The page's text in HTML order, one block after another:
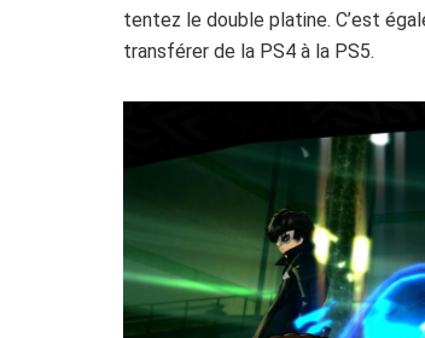
tentez le double platine. C’est
transférer de la PS4 à la PS5.